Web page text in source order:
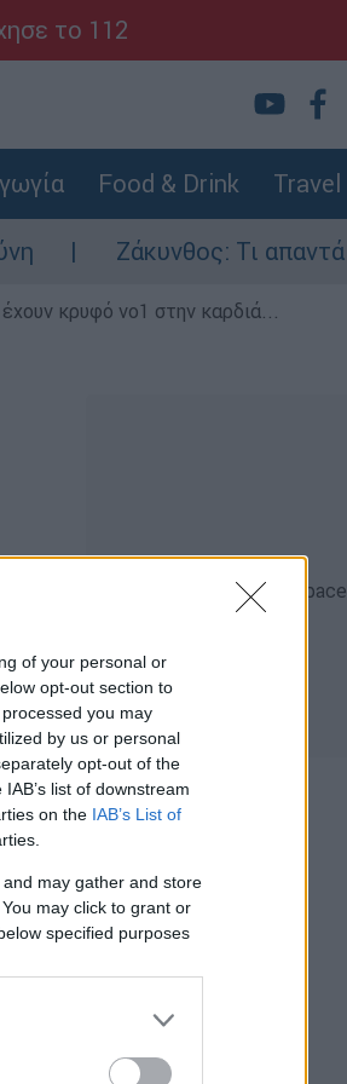
of your personal or
opt-out section to
you may
by us or personal
opt-out of the
list of downstream
on the IAB’s List of
may gather and store
may click to grant or
specified purposes
το 112
Food & Drink Travel
Ζάκυνθος: Τι απαντά η
κρυφό νο1 στην καρδιά...